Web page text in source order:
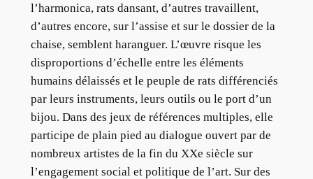
l’harmonica, rats dansant, d’autres travaillent,
d’autres encore, sur l’assise et sur le dossier de la
chaise, semblent haranguer. L’œuvre risque les
disproportions d’échelle entre les éléments
humains délaissés et le peuple de rats différenciés
par leurs instruments, leurs outils ou le port d’un
bijou. Dans des jeux de références multiples, elle
participe de plain pied au dialogue ouvert par de
nombreux artistes de la fin du XXe siècle sur
l’engagement social et politique de l’art. Sur des